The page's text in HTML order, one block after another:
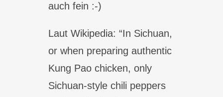
auch fein :-)
Laut Wikipedia: “In Sichuan,
or when preparing authentic
Kung Pao chicken, only
Sichuan-style chili peppers